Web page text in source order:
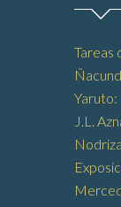
Tareas
Yaruto:
J.L.